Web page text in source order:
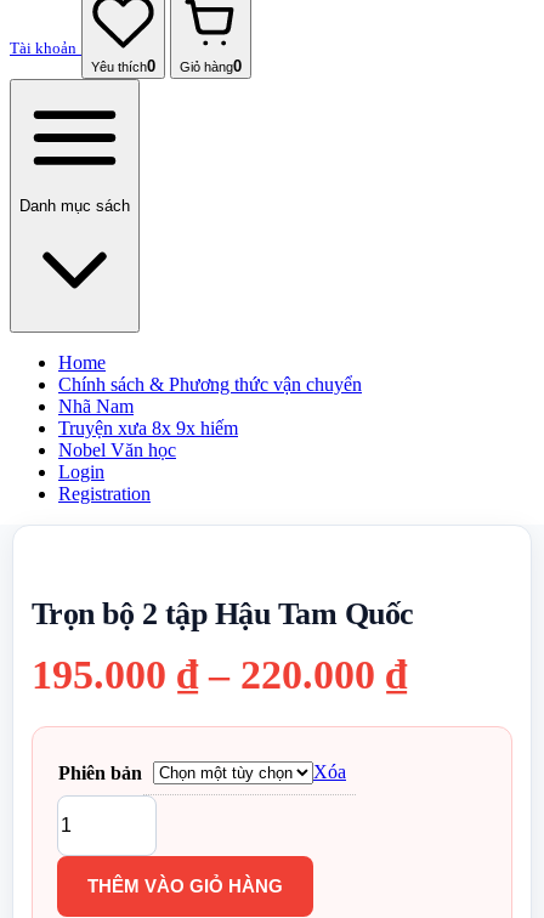
Tài khoản
Yêu thích0 Giỏ hàng0
Danh mục sách
Home
Chính sách & Phương thức vận chuyển
Nhã Nam
Truyện xưa 8x 9x hiếm
Nobel Văn học
Login
Registration
Trọn bộ 2 tập Hậu Tam Quốc
195.000 ₫ – 220.000 ₫Khoảng
giá:
Phiên bản
Xóa
Trọn
bộ
2
tập
Tam
THÊM VÀO GIỎ HÀNG